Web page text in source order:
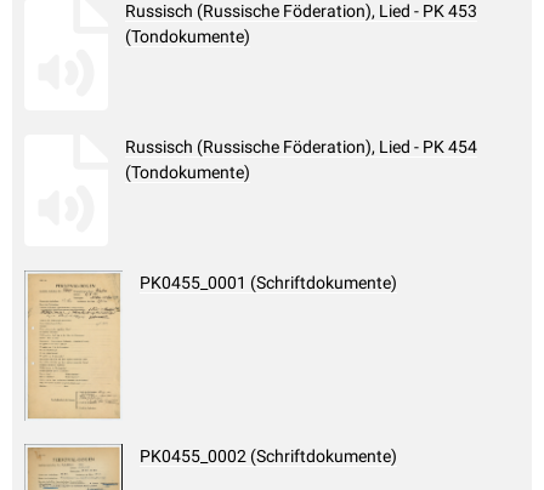
Russisch (Russische Föderation), Lied - PK 453
(Tondokumente)
Russisch (Russische Föderation), Lied - PK 454
(Tondokumente)
PK0455_0001 (Schriftdokumente)
PK0455_0002 (Schriftdokumente)